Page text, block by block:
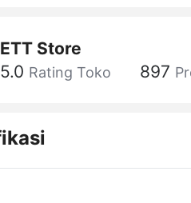
ETT Store
5.0 Rating Toko 897